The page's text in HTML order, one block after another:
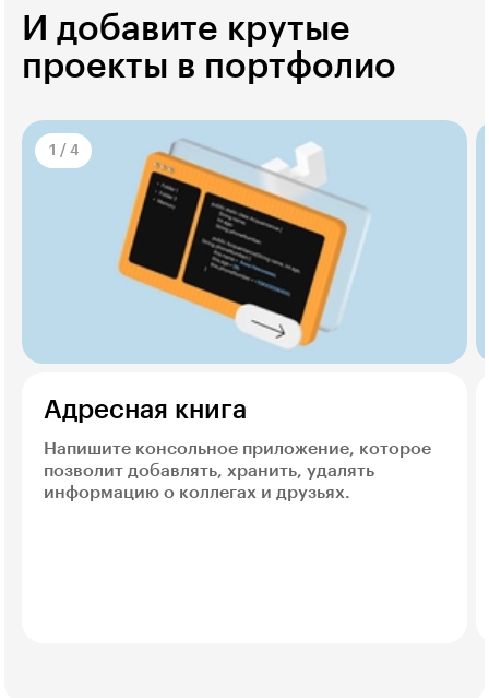
И добавите крутые
проекты в портфолио
1 / 4
Адресная книга
Напишите консольное приложение, которое
позволит добавлять, хранить, удалять
информацию о коллегах и друзьях.